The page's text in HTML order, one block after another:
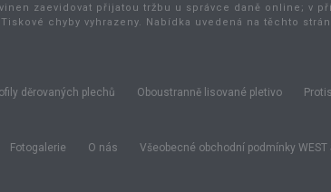
zaevidovat přijatou tržbu u správce daně online; v
chyby vyhrazeny. Nabídka uvedená na těchto
děrovaných plechů Oboustranně lisované pletivo
Fotogalerie O nás Všeobecné obchodní podmínky WEST